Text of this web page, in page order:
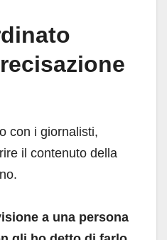
con i giornalisti,
il contenuto della
a una persona